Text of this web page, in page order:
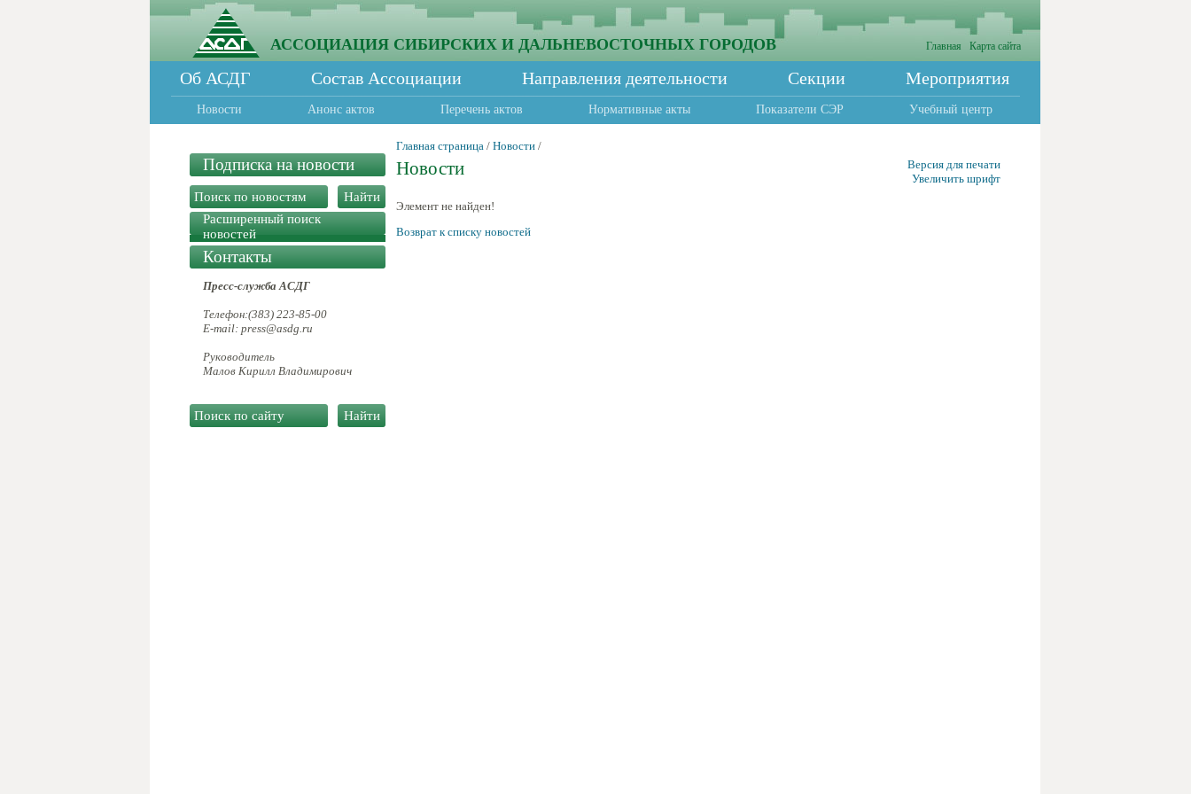
АССОЦИАЦИЯ СИБИРСКИХ И ДАЛЬНЕВОСТОЧНЫХ ГОРОДОВ Главная Карта сайта
Об АСДГ Состав Ассоциации Направления деятельности Секции Мероприятия
Новости Анонс актов Перечень актов Нормативные акты Показатели СЭР Учебный центр
Подписка на новости
Расширенный поиск
новостей
Контакты
Пресс-служба АСДГ
Телефон:(383) 223-85-00
E-mail: press@asdg.ru
Руководитель
Малов Кирилл Владимирович
Главная страница / Новости /
Новости
Версия для печати
Увеличить шрифт
Элемент не найден!
Возврат к списку новостей